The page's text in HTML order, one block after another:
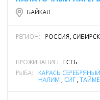
БАЙКАЛ
РЕГИОН: РОССИЯ,
ПРОЖИВАНИЕ:
ЕСТЬ
РЫБА:
КАРАСЬ СЕРЕБРЯНЫЙ
НАЛИМ , СИГ ,